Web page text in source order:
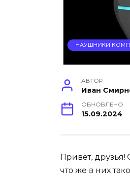
НАУШНИКИ
АВТОР
Иван
ОБНОВЛЕНО
15.09.2024
Привет,
что же в них